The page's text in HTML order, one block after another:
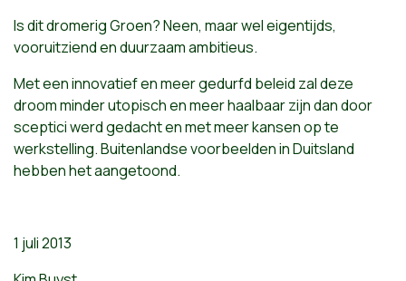
Is dit dromerig Groen? Neen, maar wel eigentijds,
vooruitziend en duurzaam ambitieus.
Met een innovatief en meer gedurfd beleid zal deze
droom minder utopisch en meer haalbaar zijn dan door
sceptici werd gedacht en met meer kansen op te
werkstelling. Buitenlandse voorbeelden in Duitsland
hebben het aangetoond.
1 juli 2013